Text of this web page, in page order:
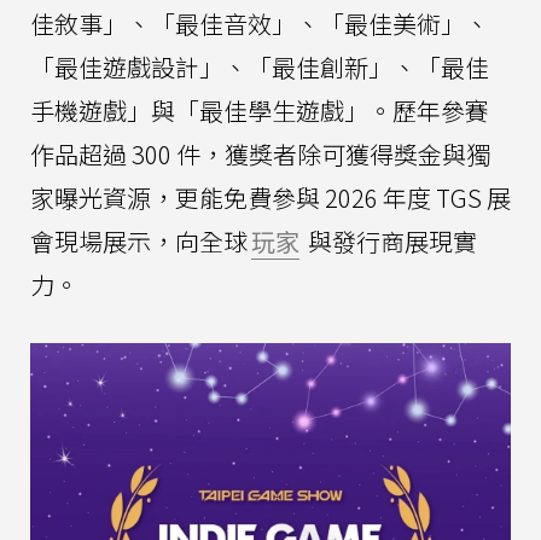
佳敘事」、「最佳音效」、「最佳美術」、
「最佳遊戲設計」、「最佳創新」、「最佳
手機遊戲」與「最佳學生遊戲」。歷年參賽
作品超過 300 件，獲獎者除可獲得獎金與獨
家曝光資源，更能免費參與 2026 年度 TGS 展
會現場展示，向全球玩家 與發行商展現實
力。